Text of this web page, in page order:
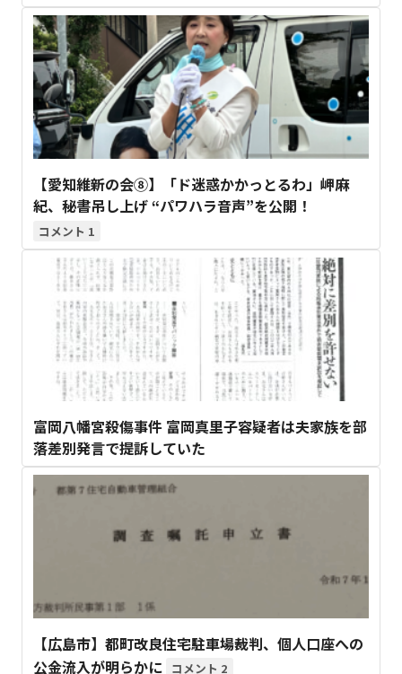
【愛知維新の会⑧】「ド迷惑かかっとるわ」岬麻
紀、秘書吊し上げ “パワハラ音声”を公開！
1
富岡八幡宮殺傷事件 富岡真里子容疑者は夫家族を部
落差別発言で提訴していた
【広島市】都町改良住宅駐車場裁判、個人口座への
公金流入が明らかに
2